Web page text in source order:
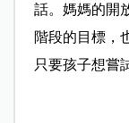
話。媽媽的開
階段的目標，
只要孩子想嘗